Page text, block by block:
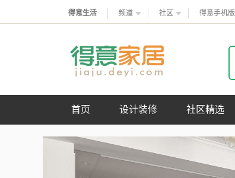
得意生活 频道 社区 得意手机版
首页 设计装修 社区精选